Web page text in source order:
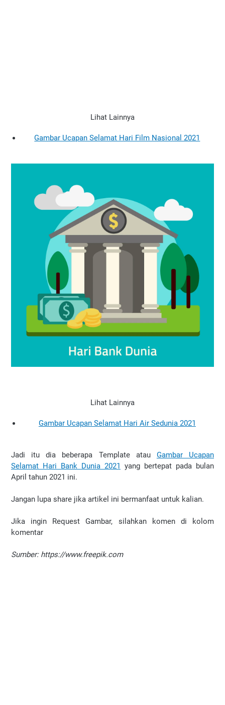
Lihat Lainnya
Gambar Ucapan Selamat Hari Film Nasional 2021
Lihat Lainnya
Gambar Ucapan Selamat Hari Air Sedunia 2021
Jadi itu dia beberapa Template atau Gambar Ucapan
Selamat Hari Bank Dunia 2021 yang bertepat pada bulan
April tahun 2021 ini.
Jangan lupa share jika artikel ini bermanfaat untuk kalian.
Jika ingin Request Gambar, silahkan komen di kolom
komentar
Sumber: https://www.freepik.com